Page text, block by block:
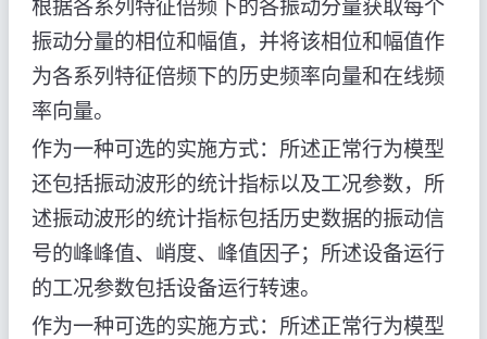
根据各系列特征倍频下的各振动分量获取每个
振动分量的相位和幅值，并将该相位和幅值作
为各系列特征倍频下的历史频率向量和在线频
率向量。
作为一种可选的实施方式：所述正常行为模型
还包括振动波形的统计指标以及工况参数，所
述振动波形的统计指标包括历史数据的振动信
号的峰峰值、峭度、峰值因子；所述设备运行
的工况参数包括设备运行转速。
作为一种可选的实施方式：所述正常行为模型